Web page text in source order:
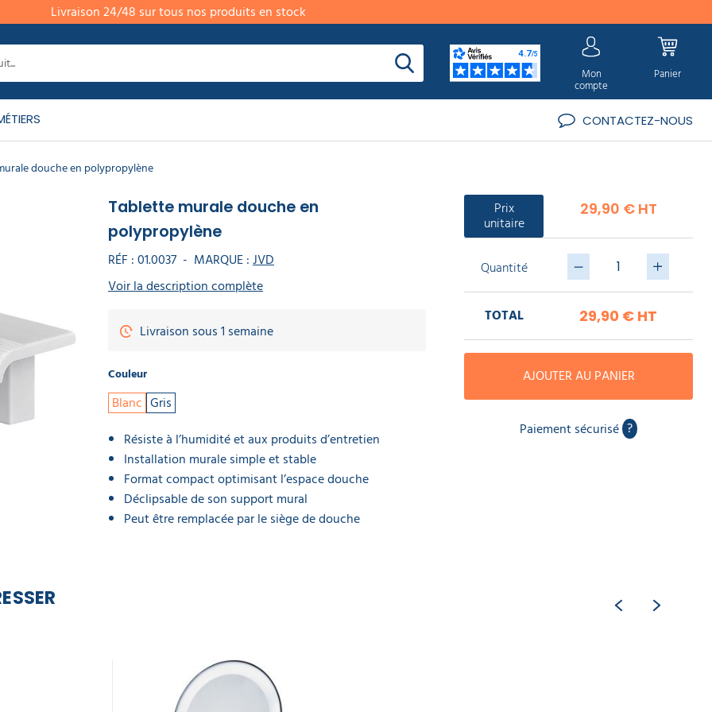
Livraison 24/48 sur tous nos produits en stock
Mon
compte
Panier
CONTACTEZ-NOUS
douche en polypropylène
Tablette murale douche en
polypropylène
RÉF :01.0037 - MARQUE :JVD
Voir la description complète
Livraison sous 1 semaine
Couleur
Blanc Gris
Résiste à l’humidité et aux produits d’entretien
Installation murale simple et stable
Format compact optimisant l’espace douche
Déclipsable de son support mural
Peut être remplacée par le siège de douche
Prix
unitaire
29,90 € HT
Quantité
TOTAL 29,90 € HT
AJOUTER AU PANIER
Paiement sécurisé ?